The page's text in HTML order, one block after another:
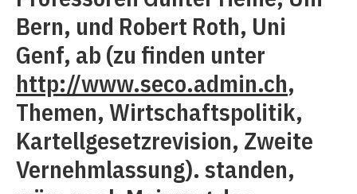
Bern, und Robert Roth, Uni
Genf, ab (zu finden unter
http://www.seco.admin.ch,
Themen, Wirtschaftspolitik,
Kartellgesetzrevision, Zweite
Vernehmlassung). standen,